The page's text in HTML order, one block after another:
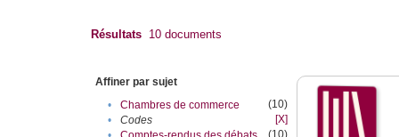
Résultats 10 documents
Affiner par sujet
•
Chambres de commerce
(10)
•
Codes
[X]